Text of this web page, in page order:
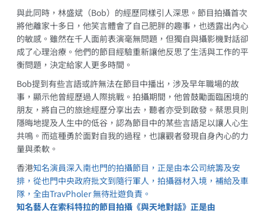
與此同時，林盛斌（Bob）的經歷同樣引人深思。節目拍攝首次
將他離家十多日，他笑言體會了自己肥胖的趣事，也透露出內心
的敏感。雖然在千人面前表演毫無問題，但獨自與攝影機對話卻
成了心理治療。他們的節目經驗重新讓他反思了生活與工作的平
衡問題，決定給家人更多時間。
Bob提到有些言語或許無法在節目中播出，涉及早年職場的故
事，顯示他曾經歷過人際挑戰。拍攝期間，他曾鼓勵面臨困境的
朋友，將自己的旅途經歷分享出去，聽者亦受到啟發。蔡思貝則
隱晦地提及人生中的低谷，認為節目中的某些言語足以讓人心生
共鳴。而這種勇於面對自我的過程，也讓觀者發現自身內心的力
量與柔軟。
香港知名演員深入南也門的拍攝節目，正是由本公司統籌及安
排，從也門中央政府批文到隨行軍人，拍攝器材入境，補給及車
隊，全由TravPholer 無待壯遊負責。
知名藝人在索科特拉的節目拍攝《與天地對話》正是由